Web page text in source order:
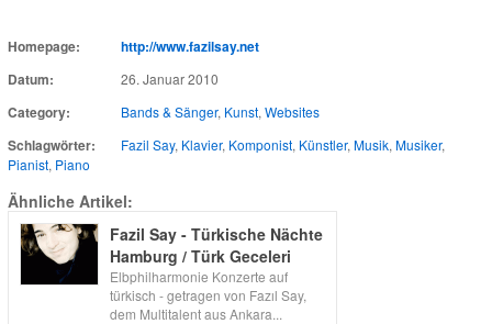
Homepage:
http://www.fazilsay.net
Datum:
26. Januar 2010
Category: Bands & Sänger, Kunst, Websites
Schlagwörter: Fazil Say, Klavier, Komponist, Künstler, Musik, Musiker,
Pianist, Piano
Ähnliche Artikel:
Fazil Say - Türkische Nächte
Hamburg / Türk Geceleri
Elbphilharmonie Konzerte auf
türkisch - getragen von Fazıl Say,
dem Multitalent aus Ankara...